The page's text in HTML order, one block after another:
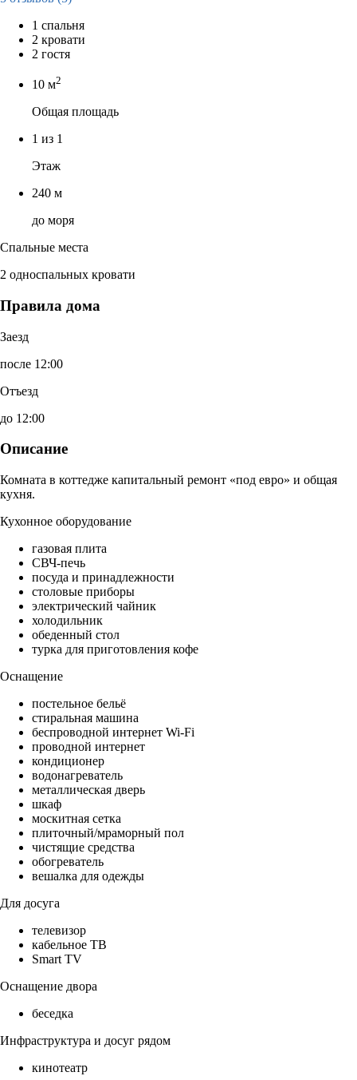
1 спальня
2 кровати
2 гостя
10 м2
Общая площадь
1 из 1
Этаж
240 м
до моря
Спальные места
2 односпальных кровати
Правила дома
Заезд
после 12:00
Отъезд
до 12:00
Описание
Комната в коттедже капитальный ремонт «под евро» и общая
кухня.
Кухонное оборудование
газовая плита
СВЧ-печь
посуда и принадлежности
столовые приборы
электрический чайник
холодильник
обеденный стол
турка для приготовления кофе
Оснащение
постельное бельё
стиральная машина
беспроводной интернет Wi-Fi
проводной интернет
кондиционер
водонагреватель
металлическая дверь
шкаф
москитная сетка
плиточный/мраморный пол
чистящие средства
обогреватель
вешалка для одежды
Для досуга
телевизор
кабельное ТВ
Smart TV
Оснащение двора
беседка
Инфраструктура и досуг рядом
кинотеатр